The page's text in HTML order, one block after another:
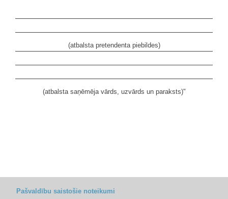
(atbalsta pretendenta piebildes)
(atbalsta saņēmēja vārds, uzvārds un paraksts)"
Pašvaldību saistošie noteikumi